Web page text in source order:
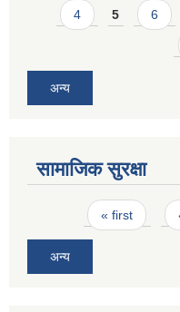
4 5 6
अन्य
सामाजिक सुरक्षा
Pages« first
अन्य